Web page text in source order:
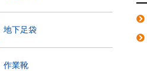
地下足袋
作業靴